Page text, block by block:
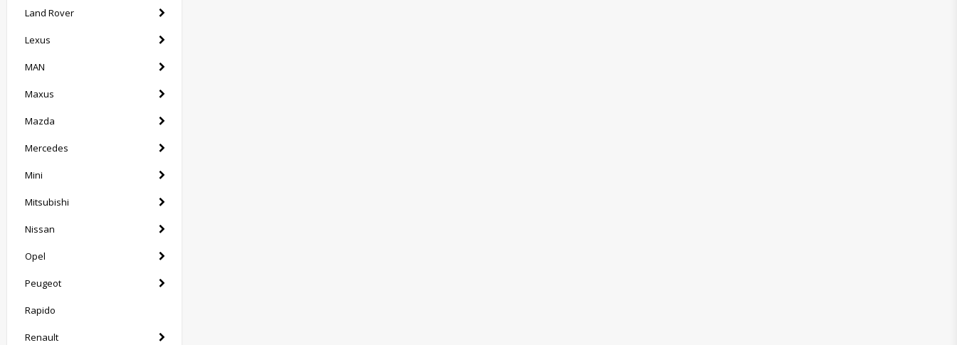
Land Rover
Lexus
MAN
Maxus
Mazda
Mercedes
Mini
Mitsubishi
Nissan
Opel
Peugeot
Rapido
Renault